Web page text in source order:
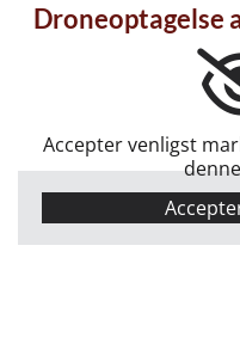
Droneoptagelse
Accepter venligst